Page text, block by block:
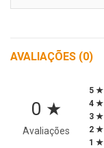
AVALIAÇÕES (0)
0 ★
Avaliações
5 ★
4 ★
3 ★
2 ★
1 ★